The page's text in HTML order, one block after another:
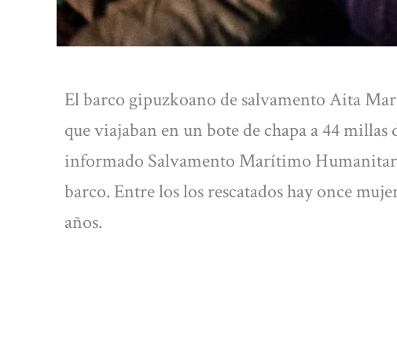
El barco gipuzkoano de salvamento Aita
que viajaban en un bote de chapa a 44
informado Salvamento Marítimo
barco. Entre los los rescatados hay once
años.